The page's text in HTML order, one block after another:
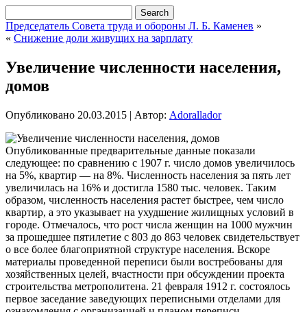
Председатель Совета труда и обороны Л. Б. Каменев »
« Снижение доли живущих на зарплату
Увеличение численности населения,
домов
Опубликовано 20.03.2015 | Автор: Adorallador
Опубликованные предварительные данные показали
следующее: по сравнению с 1907 г. число домов увеличилось
на 5%, квартир — на 8%. Численность населения за пять лет
увеличилась на 16% и достигла 1580 тыс. человек. Таким
образом, численность населения растет быстрее, чем число
квартир, а это указывает на ухудшение жилищных условий в
городе. Отмечалось, что рост числа женщин на 1000 мужчин
за прошедшее пятилетие с 803 до 863 человек свидетельствует
о все более благоприятной структуре населения. Вскоре
материалы проведенной переписи были востребованы для
хозяйственных целей, вчастности при обсуждении проекта
строительства метрополитена. 21 февраля 1912 г. состоялось
первое заседание заведующих переписными отделами для